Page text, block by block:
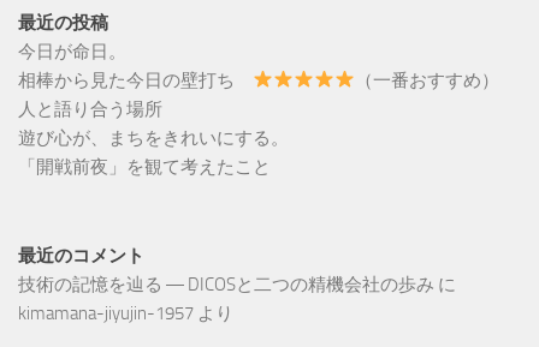
最近の投稿
今日が命日。
相棒から見た今日の壁打ち
（一番おすすめ）
人と語り合う場所
遊び心が、まちをきれいにする。
「開戦前夜」を観て考えたこと
最近のコメント
技術の記憶を辿る ― DICOSと二つの精機会社の歩み に
kimamana-jiyujin-1957 より